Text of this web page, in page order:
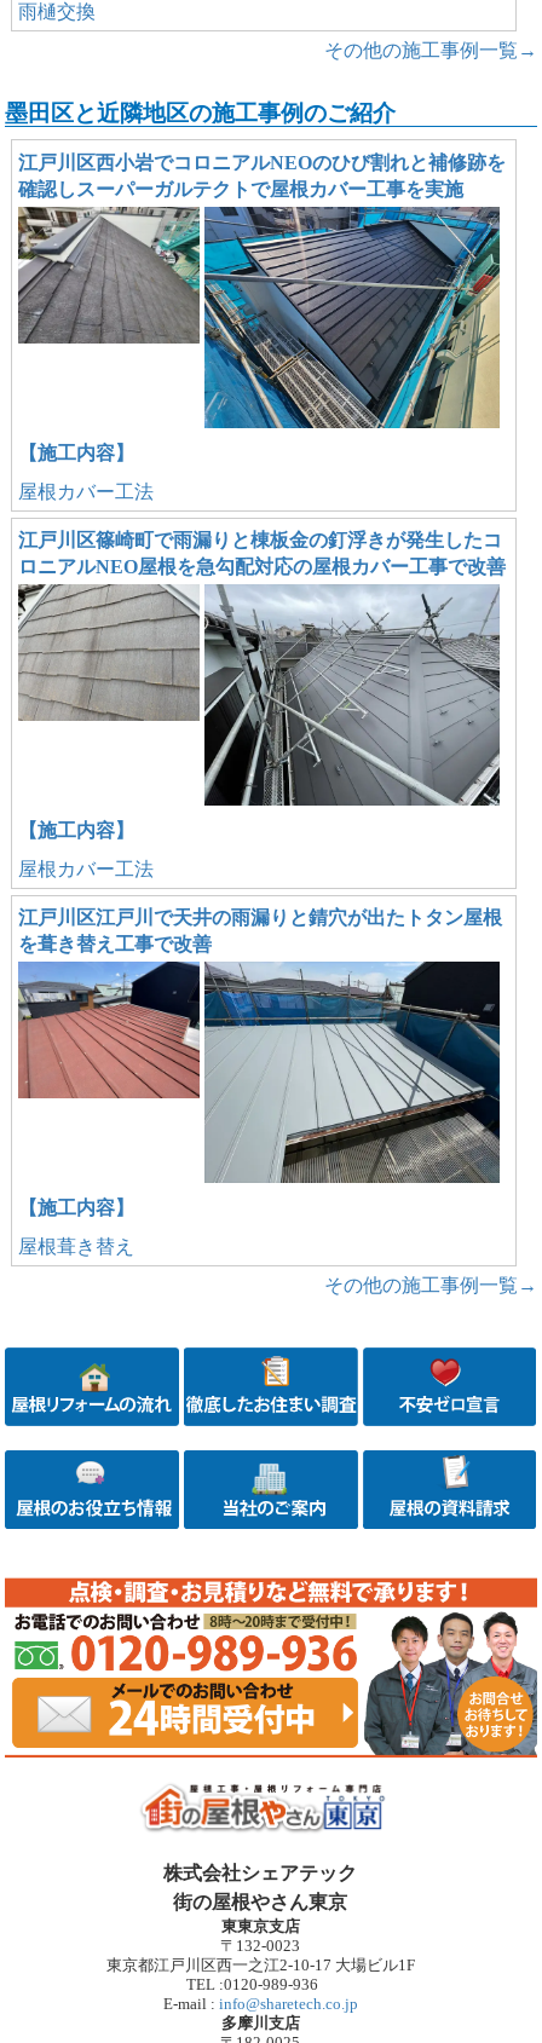
雨樋交換
その他の施工事例一覧→
墨田区と近隣地区の施工事例のご紹介
江戸川区西小岩でコロニアルNEOのひび割れと補修跡を
確認しスーパーガルテクトで屋根カバー工事を実施
【施工内容】
屋根カバー工法
江戸川区篠崎町で雨漏りと棟板金の釘浮きが発生したコ
ロニアルNEO屋根を急勾配対応の屋根カバー工事で改善
【施工内容】
屋根カバー工法
江戸川区江戸川で天井の雨漏りと錆穴が出たトタン屋根
を葺き替え工事で改善
【施工内容】
屋根葺き替え
その他の施工事例一覧→
株式会社シェアテック
街の屋根やさん東京
東東京支店
〒132-0023
東京都江戸川区西一之江2-10-17 大場ビル1F
TEL :0120-989-936
E-mail : info@sharetech.co.jp
多摩川支店